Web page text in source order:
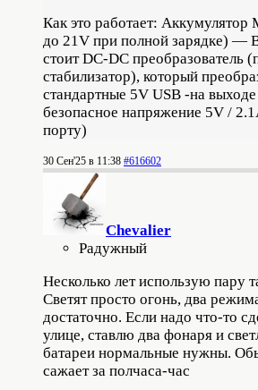
Как это работает: Аккумулятор
до 21V при полной зарядке) —
стоит DC-DC
стабилизатор), который
стандартные 5V USB -на
безопасное напряжение 5V /
порту)
30 Сен'25 в 11:38 #616602
Chevalier
Радужный
Несколько лет использую пару
Светят просто огонь, два
достаточно. Если надо что-то
улице, ставлю два фонаря и
батареи нормальные нужны.
сажает за полчаса-час